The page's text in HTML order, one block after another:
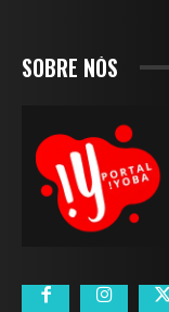
SOBRE NÓS